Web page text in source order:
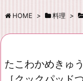
HOME > 料理 >
たこわかめきゅ